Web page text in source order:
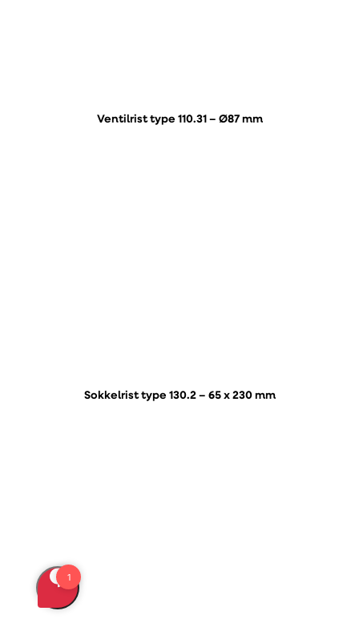
Ventilrist type 110.31 – Ø87 mm
Sokkelrist type 130.2 – 65 x 230 mm